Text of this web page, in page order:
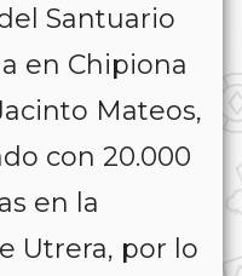
Santuario
en Chipiona
Mateos,
con 20.000
en la
Utrera, por lo